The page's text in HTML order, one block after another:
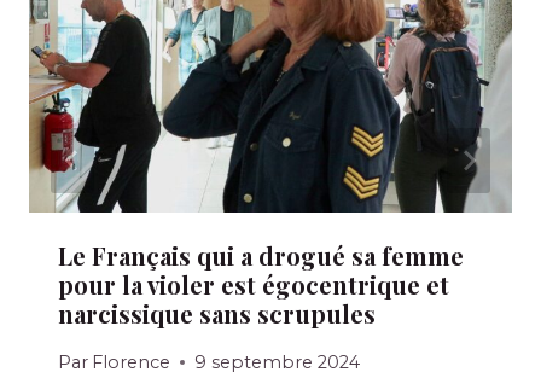
Le Français qui a drogué sa femme
pour la violer est égocentrique et
narcissique sans scrupules
Par Florence 9 septembre 2024